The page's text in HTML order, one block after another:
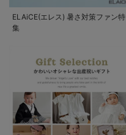
ELAiCE(エレス) 暑さ対策ファン特
集